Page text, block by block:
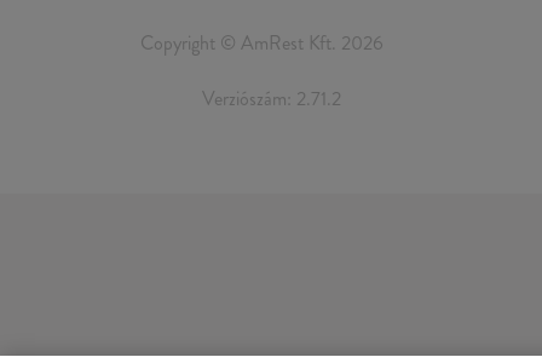
Copyright © AmRest Kft. 2026
Verziószám: 2.71.2